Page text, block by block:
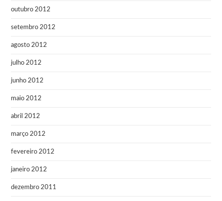
outubro 2012
setembro 2012
agosto 2012
julho 2012
junho 2012
maio 2012
abril 2012
março 2012
fevereiro 2012
janeiro 2012
dezembro 2011